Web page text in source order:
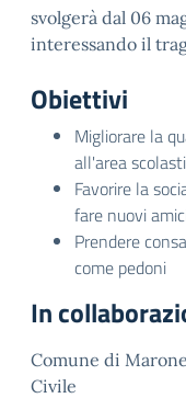
svolgerà dal 06
interessando il
Obiettivi
Migliorare la
all'area
Favorire la
fare nuovi
Prendere
come pedoni
In
Comune di
Civile